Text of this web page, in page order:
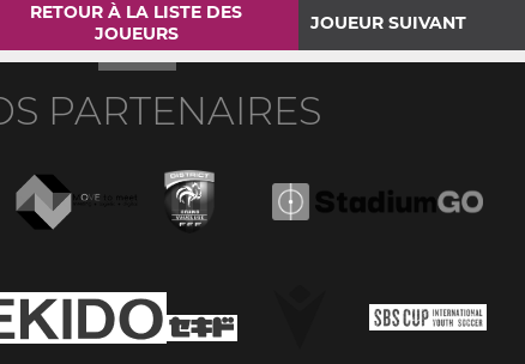
RETOUR À LA LISTE DES
JOUEURS
JOUEUR SUIVANT
PARTENAIRES